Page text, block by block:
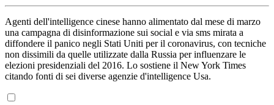
Agenti dell'intelligence cinese hanno alimentato dal mese di marzo
una campagna di disinformazione sui social e via sms mirata a
diffondere il panico negli Stati Uniti per il coronavirus, con tecniche
non dissimili da quelle utilizzate dalla Russia per influenzare le
elezioni presidenziali del 2016. Lo sostiene il New York Times
citando fonti di sei diverse agenzie d'intelligence Usa.